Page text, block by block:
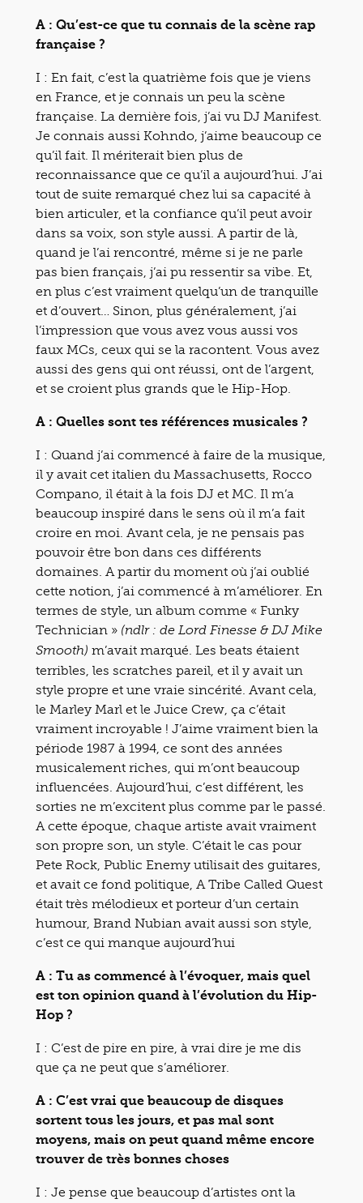
A : Qu’est-ce que tu connais de la scène rap
française ?
I : En fait, c’est la quatrième fois que je viens
en France, et je connais un peu la scène
française. La dernière fois, j’ai vu DJ Manifest.
Je connais aussi Kohndo, j’aime beaucoup ce
qu’il fait. Il mériterait bien plus de
reconnaissance que ce qu’il a aujourd’hui. J’ai
tout de suite remarqué chez lui sa capacité à
bien articuler, et la confiance qu’il peut avoir
dans sa voix, son style aussi. A partir de là,
quand je l’ai rencontré, même si je ne parle
pas bien français, j’ai pu ressentir sa vibe. Et,
en plus c’est vraiment quelqu’un de tranquille
et d’ouvert… Sinon, plus généralement, j’ai
l’impression que vous avez vous aussi vos
faux MCs, ceux qui se la racontent. Vous avez
aussi des gens qui ont réussi, ont de l’argent,
et se croient plus grands que le Hip-Hop.
A : Quelles sont tes références musicales ?
I : Quand j’ai commencé à faire de la musique,
il y avait cet italien du Massachusetts, Rocco
Compano, il était à la fois DJ et MC. Il m’a
beaucoup inspiré dans le sens où il m’a fait
croire en moi. Avant cela, je ne pensais pas
pouvoir être bon dans ces différents
domaines. A partir du moment où j’ai oublié
cette notion, j’ai commencé à m’améliorer. En
termes de style, un album comme « Funky
Technician » (ndlr : de Lord Finesse & DJ Mike
Smooth) m’avait marqué. Les beats étaient
terribles, les scratches pareil, et il y avait un
style propre et une vraie sincérité. Avant cela,
le Marley Marl et le Juice Crew, ça c’était
vraiment incroyable ! J’aime vraiment bien la
période 1987 à 1994, ce sont des années
musicalement riches, qui m’ont beaucoup
influencées. Aujourd’hui, c’est différent, les
sorties ne m’excitent plus comme par le passé.
A cette époque, chaque artiste avait vraiment
son propre son, un style. C’était le cas pour
Pete Rock, Public Enemy utilisait des guitares,
et avait ce fond politique, A Tribe Called Quest
était très mélodieux et porteur d’un certain
humour, Brand Nubian avait aussi son style,
c’est ce qui manque aujourd’hui
A : Tu as commencé à l’évoquer, mais quel
est ton opinion quand à l’évolution du Hip-
Hop ?
I : C’est de pire en pire, à vrai dire je me dis
que ça ne peut que s’améliorer.
A : C’est vrai que beaucoup de disques
sortent tous les jours, et pas mal sont
moyens, mais on peut quand même encore
trouver de très bonnes choses
I : Je pense que beaucoup d’artistes ont la